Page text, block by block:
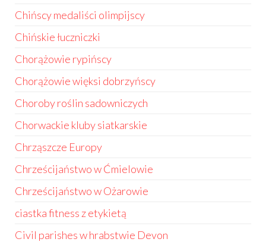
Chińscy medaliści olimpijscy
Chińskie łuczniczki
Chorążowie rypińscy
Chorążowie więksi dobrzyńscy
Choroby roślin sadowniczych
Chorwackie kluby siatkarskie
Chrząszcze Europy
Chrześcijaństwo w Ćmielowie
Chrześcijaństwo w Ożarowie
ciastka fitness z etykietą
Civil parishes w hrabstwie Devon